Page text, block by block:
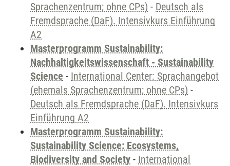
Sprachenzentrum; ohne CPs) - Deutsch als
Fremdsprache (DaF). Intensivkurs Einführung
A2
Masterprogramm Sustainability:
Nachhaltigkeitswissenschaft - Sustainability
Science - International Center: Sprachangebot
(ehemals Sprachenzentrum; ohne CPs) -
Deutsch als Fremdsprache (DaF). Intensivkurs
Einführung A2
Masterprogramm Sustainability:
Sustainability Science: Ecosystems,
Biodiversity and Society - International